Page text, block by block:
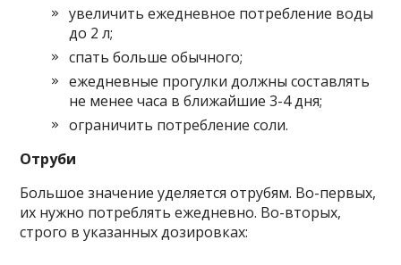
увеличить ежедневное потребление воды
до 2 л;
спать больше обычного;
ежедневные прогулки должны составлять
не менее часа в ближайшие 3-4 дня;
ограничить потребление соли.
Отруби
Большое значение уделяется отрубям. Во-первых,
их нужно потреблять ежедневно. Во-вторых,
строго в указанных дозировках: